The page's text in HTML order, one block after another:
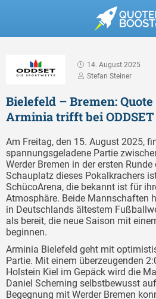
14. August 2025
Stefan Steiner
Bielefeld – Bremen: Quote
Arminia trifft bei ODDSET
Am Freitag, den 15. August 2025,
spannungsgeladene Partie
Werder Bremen in der ersten
Schauplatz dieses Pokalkrachers
SchücoArena, die bekannt ist für
Atmosphäre. Beide Mannschaften
in Deutschlands ältestem
als bereit, die neue Saison mit
beginnen.
Arminia Bielefeld geht mit
Partie. Mit einem überzeugenden
Holstein Kiel im Gepäck wird die
Daniel Scherning selbstbewusst
Begegnung mit Werder Bremen